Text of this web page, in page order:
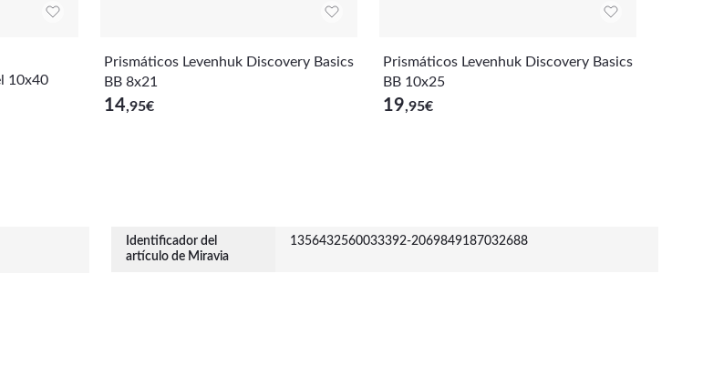
10x40
Prismáticos Levenhuk Discovery Basics
BB 8x21
14,95€
Prismáticos Levenhuk Discovery Basics
BB 10x25
19,95€
Identificador del
artículo de Miravia
1356432560033392-2069849187032688